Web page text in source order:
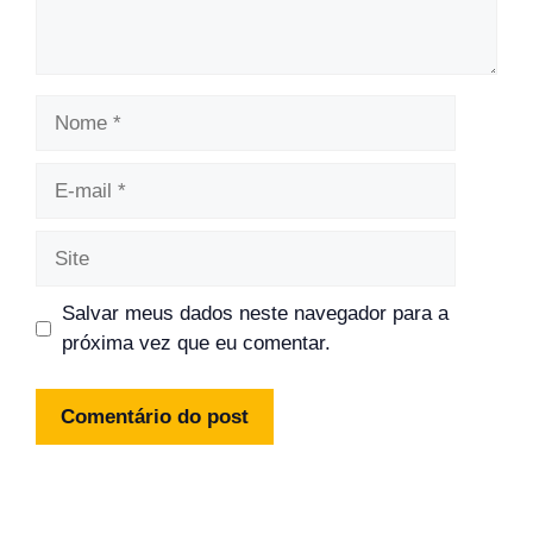
Salvar meus dados neste navegador para a
próxima vez que eu comentar.